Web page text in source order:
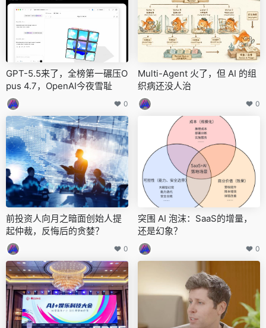
GPT-5.5来了，全榜第一碾压O
pus 4.7，OpenAI今夜雪耻
0
Multi-Agent 火了，但 AI 的组
织病还没人治
0
前投资人向月之暗面创始人提
起仲裁，反悔后的贪婪？
0
突围 AI 泡沫：SaaS的增量，
还是幻象？
0